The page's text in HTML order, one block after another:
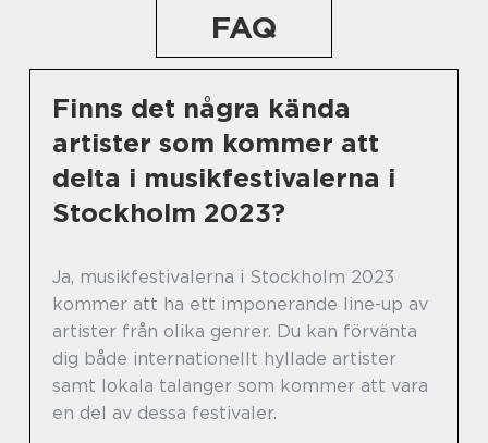
FAQ
Finns det några kända
artister som kommer att
delta i musikfestivalerna i
Stockholm 2023?
Ja, musikfestivalerna i Stockholm 2023
kommer att ha ett imponerande line-up av
artister från olika genrer. Du kan förvänta
dig både internationellt hyllade artister
samt lokala talanger som kommer att vara
en del av dessa festivaler.